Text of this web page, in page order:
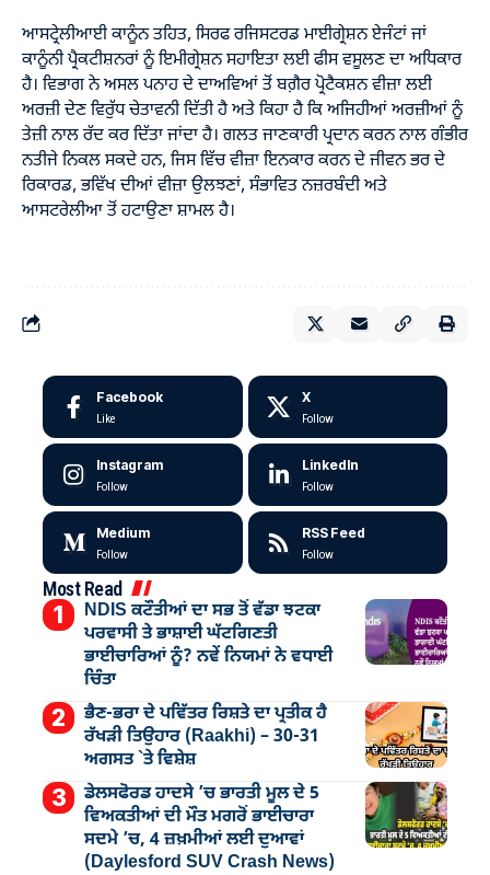
ਆਸਟ੍ਰੇਲੀਆਈ ਕਾਨੂੰਨ ਤਹਿਤ, ਸਿਰਫ ਰਜਿਸਟਰਡ ਮਾਈਗ੍ਰੇਸ਼ਨ ਏਜੰਟਾਂ ਜਾਂ
ਕਾਨੂੰਨੀ ਪ੍ਰੈਕਟੀਸ਼ਨਰਾਂ ਨੂੰ ਇਮੀਗ੍ਰੇਸ਼ਨ ਸਹਾਇਤਾ ਲਈ ਫੀਸ ਵਸੂਲਣ ਦਾ ਅਧਿਕਾਰ
ਹੈ। ਵਿਭਾਗ ਨੇ ਅਸਲ ਪਨਾਹ ਦੇ ਦਾਅਵਿਆਂ ਤੋਂ ਬਗ਼ੈਰ ਪ੍ਰੋਟੈਕਸ਼ਨ ਵੀਜ਼ਾ ਲਈ
ਅਰਜ਼ੀ ਦੇਣ ਵਿਰੁੱਧ ਚੇਤਾਵਨੀ ਦਿੱਤੀ ਹੈ ਅਤੇ ਕਿਹਾ ਹੈ ਕਿ ਅਜਿਹੀਆਂ ਅਰਜ਼ੀਆਂ ਨੂੰ
ਤੇਜ਼ੀ ਨਾਲ ਰੱਦ ਕਰ ਦਿੱਤਾ ਜਾਂਦਾ ਹੈ। ਗਲਤ ਜਾਣਕਾਰੀ ਪ੍ਰਦਾਨ ਕਰਨ ਨਾਲ ਗੰਭੀਰ
ਨਤੀਜੇ ਨਿਕਲ ਸਕਦੇ ਹਨ, ਜਿਸ ਵਿੱਚ ਵੀਜ਼ਾ ਇਨਕਾਰ ਕਰਨ ਦੇ ਜੀਵਨ ਭਰ ਦੇ
ਰਿਕਾਰਡ, ਭਵਿੱਖ ਦੀਆਂ ਵੀਜ਼ਾ ਉਲਝਣਾਂ, ਸੰਭਾਵਿਤ ਨਜ਼ਰਬੰਦੀ ਅਤੇ
ਆਸਟਰੇਲੀਆ ਤੋਂ ਹਟਾਉਣਾ ਸ਼ਾਮਲ ਹੈ।
Facebook
Like
X
Follow
Instagram
Follow
LinkedIn
Follow
Medium
Follow
RSS Feed
Follow
Most Read
NDIS ਕਟੌਤੀਆਂ ਦਾ ਸਭ ਤੋਂ ਵੱਡਾ ਝਟਕਾ
ਪਰਵਾਸੀ ਤੇ ਭਾਸ਼ਾਈ ਘੱਟਗਿਣਤੀ
ਭਾਈਚਾਰਿਆਂ ਨੂੰ? ਨਵੇਂ ਨਿਯਮਾਂ ਨੇ ਵਧਾਈ
ਚਿੰਤਾ
ਭੈਣ-ਭਰਾ ਦੇ ਪਵਿੱਤਰ ਰਿਸ਼ਤੇ ਦਾ ਪ੍ਰਤੀਕ ਹੈ
ਰੱਖੜੀ ਤਿਉਹਾਰ (Raakhi) – 30-31
ਅਗਸਤ `ਤੇ ਵਿਸ਼ੇਸ਼
ਡੇਲਸਫੋਰਡ ਹਾਦਸੇ ’ਚ ਭਾਰਤੀ ਮੂਲ ਦੇ 5
ਵਿਅਕਤੀਆਂ ਦੀ ਮੌਤ ਮਗਰੋਂ ਭਾਈਚਾਰਾ
ਸਦਮੇ ’ਚ, 4 ਜ਼ਖ਼ਮੀਆਂ ਲਈ ਦੁਆਵਾਂ
(Daylesford SUV Crash News)